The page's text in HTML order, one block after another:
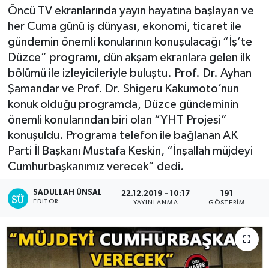
Öncü TV ekranlarında yayın hayatına başlayan ve
her Cuma günü iş dünyası, ekonomi, ticaret ile
gündemin önemli konularının konuşulacağı “İş’te
Düzce” programı, dün akşam ekranlara gelen ilk
bölümü ile izleyicileriyle buluştu. Prof. Dr. Ayhan
Şamandar ve Prof. Dr. Shigeru Kakumoto’nun
konuk olduğu programda, Düzce gündeminin
önemli konularından biri olan “YHT Projesi”
konuşuldu. Programa telefon ile bağlanan AK
Parti İl Başkanı Mustafa Keskin, “İnşallah müjdeyi
Cumhurbaşkanımız verecek” dedi.
SADULLAH ÜNSAL
EDITÖR
22.12.2019 - 10:17
YAYINLANMA
191
GÖSTERIM
Tüm Manşetler
Son Dakika Haberleri
Haber Arşivi